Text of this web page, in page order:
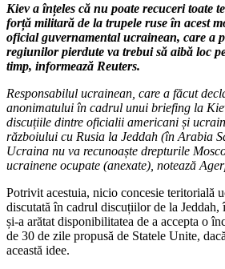
Kiev a înțeles că nu poate recuceri toate
forță militară de la trupele ruse în acest
oficial guvernamental ucrainean, care a
regiunilor pierdute va trebui să aibă loc
timp, informează Reuters.
Responsabilul ucrainean, care a făcut
anonimatului în cadrul unui briefing la
discuțiile dintre oficialii americani și
războiului cu Rusia la Jeddah (în Arabia
Ucraina nu va recunoaște drepturile
ucrainene ocupate (anexate), notează
Potrivit acestuia, nicio concesie teritorială
discutată în cadrul discuțiilor de la
și-a arătat disponibilitatea de a accepta o
de 30 de zile propusă de Statele Unite,
această idee.